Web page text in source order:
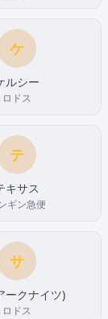
ケ
ルシー
ロドス
テ
キサス
ギン急便
サ
ークナイツ)
ロドス